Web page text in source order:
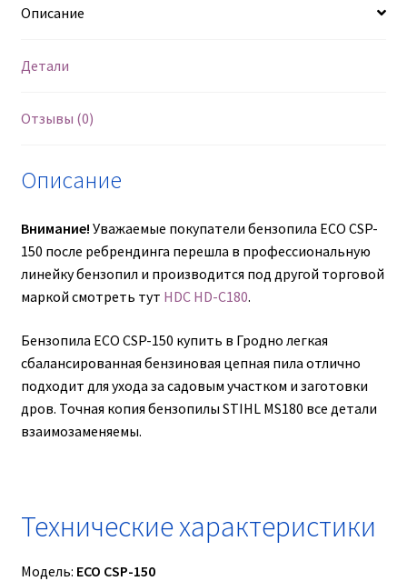
шина
(14″),
4.6
Описание
Детали
Отзывы (0)
Описание
Внимание! Уважаемые покупатели бензопила ECO CSP-
150 после ребрендинга перешла в профессиональную
линейку бензопил и производится под другой торговой
маркой смотреть тут HDC HD-C180.
Бензопила ECO CSP-150 купить в Гродно легкая
сбалансированная бензиновая цепная пила отлично
подходит для ухода за садовым участком и заготовки
дров. Точная копия бензопилы STIHL MS180 все детали
взаимозаменяемы.
Технические характеристики
Модель: ECO CSP-150